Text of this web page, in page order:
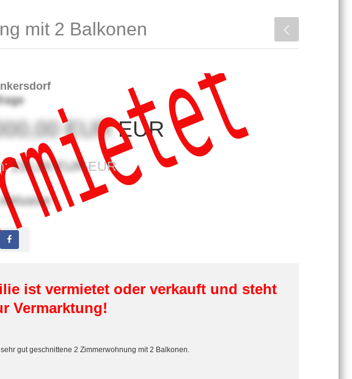
mit 2 Balkonen
EUREUR
231,00 EUREUR
inklusive
ist vermietet oder verkauft und steht
Vermarktung!
gut geschnittene 2 Zimmerwohnung mit 2 Balkonen.